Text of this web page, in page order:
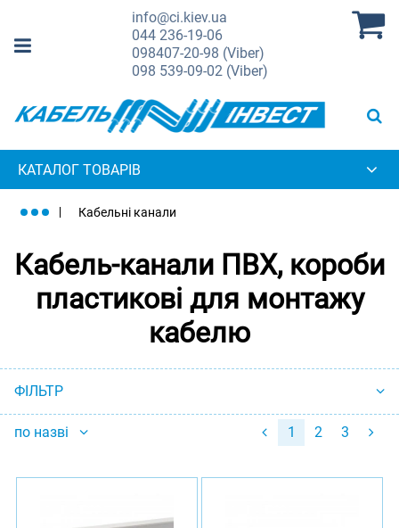
info@ci.kiev.ua
044236-19-06
098407-20-98 (Viber)
098 539-09-02 (Viber)
КАТАЛОГ ТОВАРІВ
Кабельні канали
Кабель-канали ПВХ, короби
пластикові для монтажу
кабелю
ФІЛЬТР
по назві 1 2 3